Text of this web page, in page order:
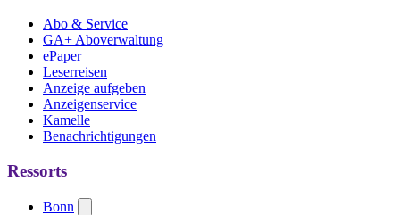
Abo & Service
GA+ Aboverwaltung
ePaper
Leserreisen
Anzeige aufgeben
Anzeigenservice
Kamelle
Benachrichtigungen
Ressorts
Bonn